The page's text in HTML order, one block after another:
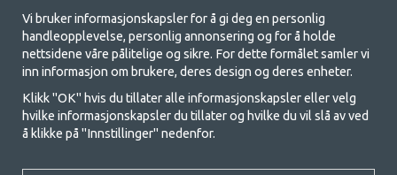
GetCamping - Din butikk for camping
og friluftsliv
Camping kan enten være en livsstil eller en måte å samle familien for et
felles eventyr. Uansett hvilken kategori du tilhører, finner du alt du
campe, og derfor tilbyr vi veldig gode priser på familietelt,
Vi bruker informasjonskapsler for å gi deg en personlig
handleopplevelse, personlig annonsering og for å holde
nettsidene våre pålitelige og sikre. For dette formålet samler vi
inn informasjon om brukere, deres design og deres enheter.
Klikk "OK" hvis du tillater alle informasjonskapsler eller velg
hvilke informasjonskapsler du tillater og hvilke du vil slå av ved
å klikke på "Innstillinger" nedenfor.